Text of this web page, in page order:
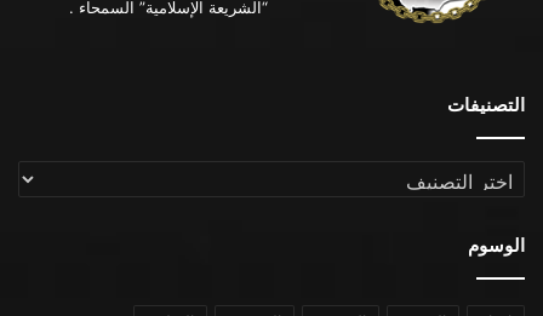
“الشريعة الإسلامية” السمحاء .
التصنيفات
التصنيفات
الوسوم